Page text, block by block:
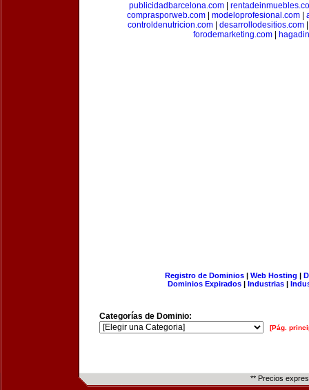
publicidadbarcelona.com
comprasporweb.com| modeloprofesional.com|
controldenutricion.com
desarrollodesitios.com
forodemarketing.com|
Registro de Dominios| Web Hosting |
Dominios Expirados | Industrias |
Categorías de Dominio:
[Pág.
** Precios